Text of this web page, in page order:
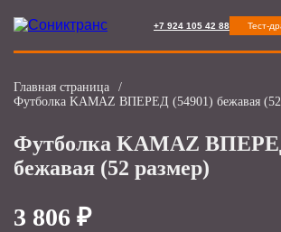
+7 924 105 42 88 Тест-
Главная страница
/
Футболка KAMAZ ВПЕРЕД (54901) бежавая (52
Футболка KAMAZ
бежавая (52 размер)
3 806 ₽